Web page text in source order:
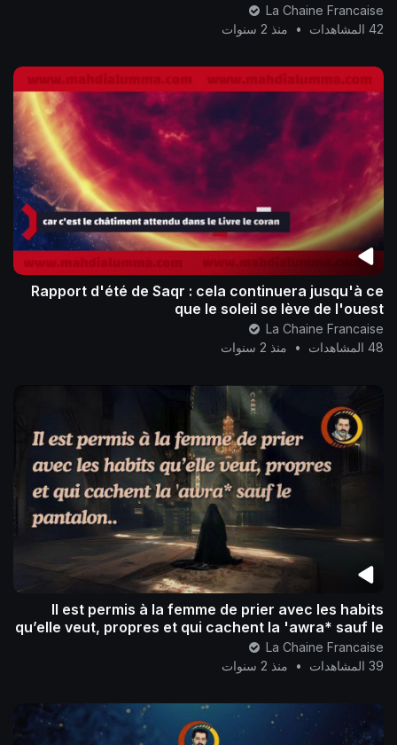
La Chaine Francaise
42 المشاهدات
• منذ 2 سنوات
Rapport d'été de Saqr : cela continuera jusqu'à ce
que le soleil se lève de l'ouest
La Chaine Francaise
48 المشاهدات
• منذ 2 سنوات
Il est permis à la femme de prier avec les habits
qu’elle veut, propres et qui cachent la 'awra* sauf le
pantalon..
La Chaine Francaise
39 المشاهدات
• منذ 2 سنوات